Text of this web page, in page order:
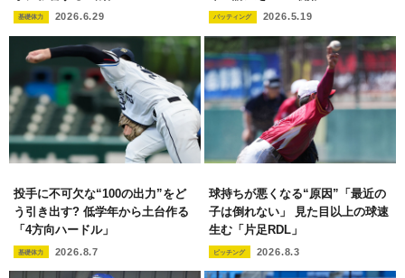
基礎体力 2026.6.29 バッティング 2026.5.19
投手に不可欠な“100の出力”をど
う引き出す? 低学年から土台作る
「4方向ハードル」
基礎体力 2026.8.7
球持ちが悪くなる“原因”「最近の
子は倒れない」 見た目以上の球速
生む「片足RDL」
ピッチング 2026.8.3